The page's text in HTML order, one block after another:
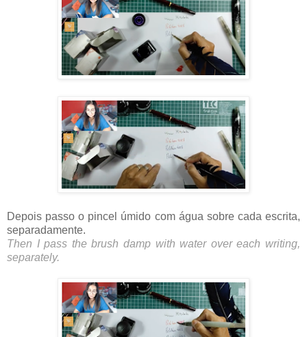
Depois passo o pincel úmido com água sobre cada escrita,
separadamente.
Then I pass the brush damp with water over each writing,
separately.